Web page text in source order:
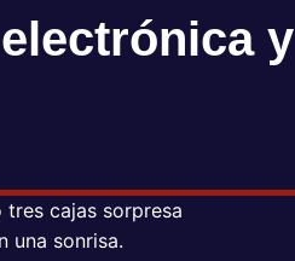
y
cajas sorpresa
una sonrisa.